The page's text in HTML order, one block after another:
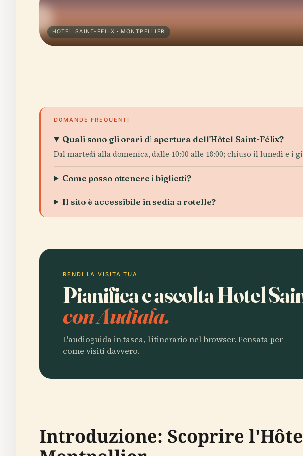
HOTEL SAINT-FELIX · MONTPELLIER
DOMANDE FREQUENTI
Quali sono gli orari di apertura dell'Hôtel Saint-Félix?
Dal martedì alla domenica, dalle 10:00 alle 18:00; chiuso il lunedì e i
Come posso ottenere i biglietti?
Il sito è accessibile in sedia a rotelle?
RENDI LA VISITA TUA
Pianifica e ascolta Hotel
con Audiala.
L'audioguida in tasca, l'itinerario nel browser. Pensata per
come visiti davvero.
Introduzione: Scoprire